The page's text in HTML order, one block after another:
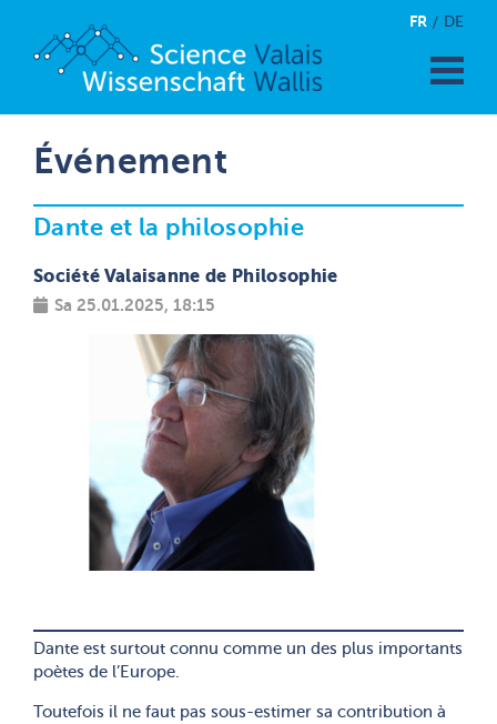
FR DE
Événement
Dante et la philosophie
Société Valaisanne de Philosophie
Sa 25.01.2025, 18:15
Dante est surtout connu comme un des plus importants
poètes de l’Europe.
Toutefois il ne faut pas sous-estimer sa contribution à